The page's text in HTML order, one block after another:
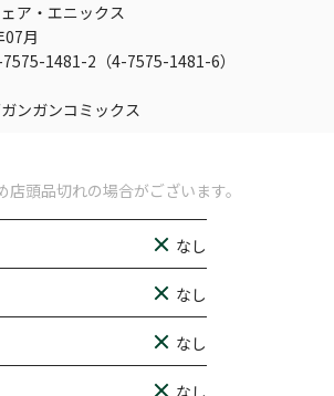
ア・エニックス
07月
1481-2（4-7575-1481-6）
ンガンコミックス
頭品切れの場合がございます。
なし
なし
なし